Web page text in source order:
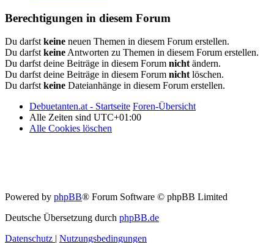
Berechtigungen in diesem Forum
Du darfst keine neuen Themen in diesem Forum erstellen.
Du darfst keine Antworten zu Themen in diesem Forum erstellen.
Du darfst deine Beiträge in diesem Forum nicht ändern.
Du darfst deine Beiträge in diesem Forum nicht löschen.
Du darfst keine Dateianhänge in diesem Forum erstellen.
Debuetanten.at - Startseite Foren-Übersicht
Alle Zeiten sind UTC+01:00
Alle Cookies löschen
Powered by phpBB® Forum Software © phpBB Limited
Deutsche Übersetzung durch phpBB.de
Datenschutz | Nutzungsbedingungen